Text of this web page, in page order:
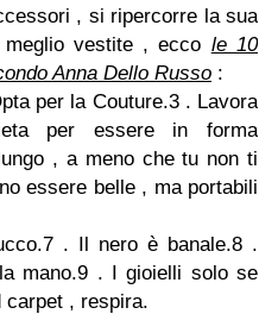
, si ripercorre la sua
vestite , ecco le 10
Anna Dello Russo :
per la Couture.3 . Lavora
per essere in forma
, a meno che tu non ti
essere belle , ma portabili
. Il nero è banale.8 .
mano.9 . I gioielli solo se
carpet , respira.